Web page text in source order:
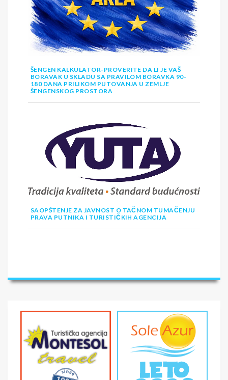
ŠENGEN KALKULATOR-PROVERITE DA LI JE VAŠ
BORAVAK U SKLADU SA PRAVILOM BORAVKA 90-
180 DANA PRILIKOM PUTOVANJA U ZEMLJE
ŠENGENSKOG PROSTORA
SAOPŠTENJE ZA JAVNOST O TAČNOM TUMAČENJU
PRAVA PUTNIKA I TURISTIČKIH AGENCIJA